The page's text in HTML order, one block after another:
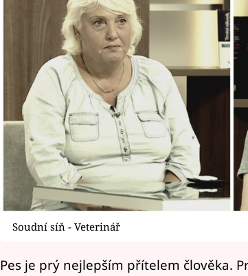
Soudní síň - Veterinář
Pes je prý nejlepším přítelem člověka.